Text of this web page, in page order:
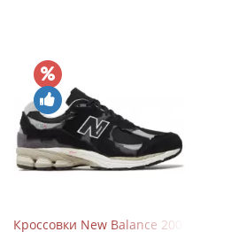
Кроссовки New Balance 2002R